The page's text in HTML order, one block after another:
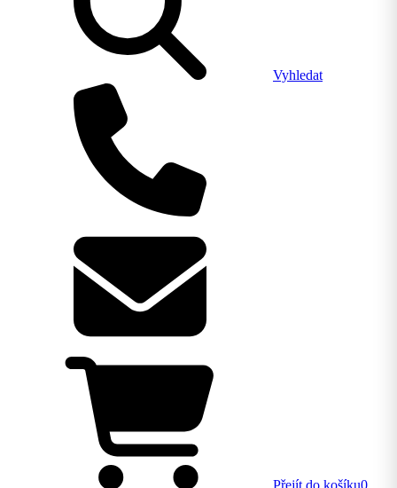
Vyhledat
Přejít do košíku0